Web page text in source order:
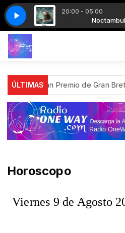
20:00 - 05:00
Moni Riveros
NOC J04
ÚLTIMAS
del Gran Premio de Gran
Horoscopo
Viernes 9 de Agosto